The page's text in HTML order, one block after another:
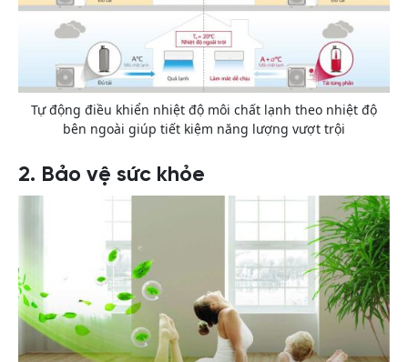
Tự động điều khiển nhiệt độ môi chất lạnh theo nhiệt độ
bên ngoài giúp tiết kiệm năng lượng vượt trội
2. Bảo vệ sức khỏe